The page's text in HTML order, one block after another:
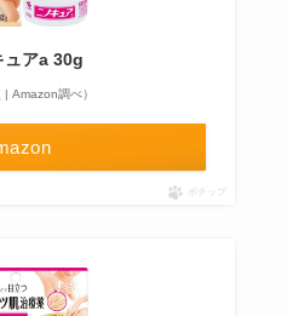
ュアa 30g
Amazon調べ）
ポチップ